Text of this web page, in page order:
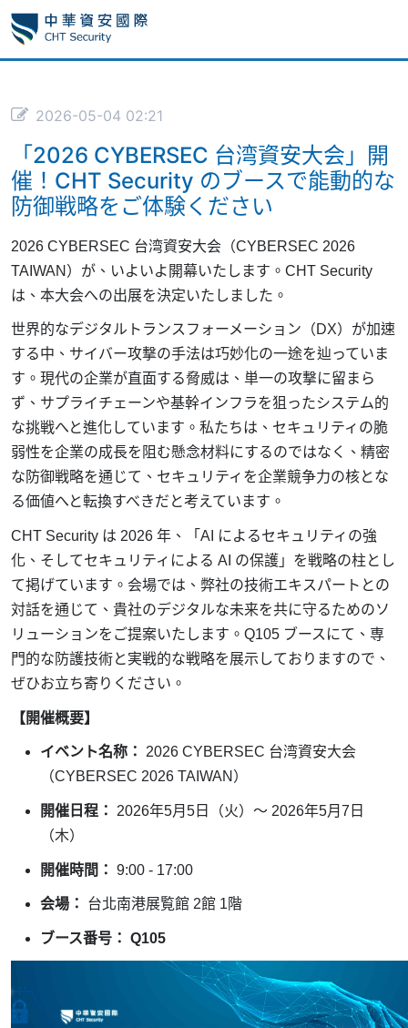
2026-05-04 02:21
「2026 CYBERSEC 台湾資安大会」開
催！CHT Security のブースで能動的な
防御戦略をご体験ください
2026 CYBERSEC 台湾資安大会（CYBERSEC 2026
TAIWAN ）が、いよいよ開幕いたします。 CHT Security
は、本大会への出展を決定いたしました。
世界的なデジタルトランスフォーメーション（DX）が加速
する中、サイバー攻撃の手法は巧妙化の一途を辿っていま
す。現代の企業が直面する脅威は、単一の攻撃に留まら
ず、サプライチェーンや基幹インフラを狙ったシステム的
な挑戦へと進化しています。私たちは、セキュリティの脆
弱性を企業の成長を阻む懸念材料にするのではなく、精密
な防御戦略を通じて、セキュリティを企業競争力の核とな
る価値へと転換すべきだと考えています。
CHT Security は 2026 年、「 AI
によるセキュリティの強
化、そしてセキュリティによる AI の保護」を戦略の柱とし
て掲げています。会場では、弊社の技術エキスパートとの
対話を通じて、貴社のデジタルな未来を共に守るためのソ
リューションをご提案いたします。 Q105 ブースにて、専
門的な防護技術と実戦的な戦略を展示しておりますので、
ぜひお立ち寄りください。
【開催概要】
イベント名称： 2026 CYBERSEC 台湾資安大会
（CYBERSEC 2026 TAIWAN ）
開催日程： 2026年5月 5 日（火）～ 2026年5月 7 日
（木）
開催時間： 9:00 - 17:00
会場： 台北南港展覧館 2館 1 階
ブース番号： Q105